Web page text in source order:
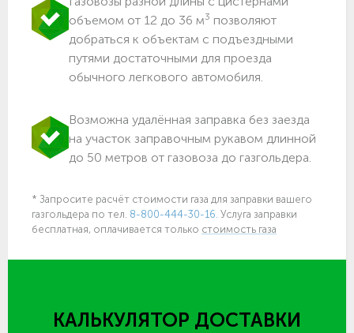
объемом от 12 до 36 м3 позволяют
добраться к объектам c подъездными
путями достаточными для проезда
обычного легкового автомобиля.
Возможна удалённая заправка без заезда
на участок заправочным рукавом длинной
до 50 метров от газовоза до газгольдера.
* Запросите расчёт стоимости газа для заправки вашего
газгольдера по тел. 8-800-444-30-16. Услуга заправки
бесплатная, оплачивается только стоимость газа
КАЛЬКУЛЯТОР ДОСТАВКИ